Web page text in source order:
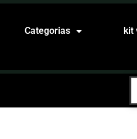
Categorias kit